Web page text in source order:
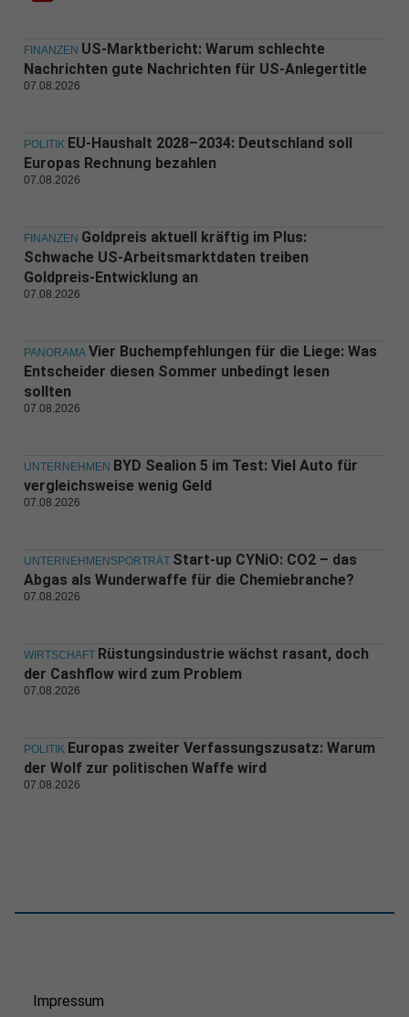
FINANZEN US-Marktbericht: Warum schlechte
Nachrichten gute Nachrichten für US-Anlegertitle
07.08.2026
POLITIK EU-Haushalt 2028–2034: Deutschland soll
Europas Rechnung bezahlen
07.08.2026
FINANZEN Goldpreis aktuell kräftig im Plus:
Schwache US-Arbeitsmarktdaten treiben
Goldpreis-Entwicklung an
07.08.2026
PANORAMA Vier Buchempfehlungen für die Liege: Was
Entscheider diesen Sommer unbedingt lesen
sollten
07.08.2026
UNTERNEHMEN BYD Sealion 5 im Test: Viel Auto für
vergleichsweise wenig Geld
07.08.2026
UNTERNEHMENSPORTRÄT Start-up CYNiO: CO2 – das
Abgas als Wunderwaffe für die Chemiebranche?
07.08.2026
WIRTSCHAFT Rüstungsindustrie wächst rasant, doch
der Cashflow wird zum Problem
07.08.2026
POLITIK Europas zweiter Verfassungszusatz: Warum
der Wolf zur politischen Waffe wird
07.08.2026
Impressum